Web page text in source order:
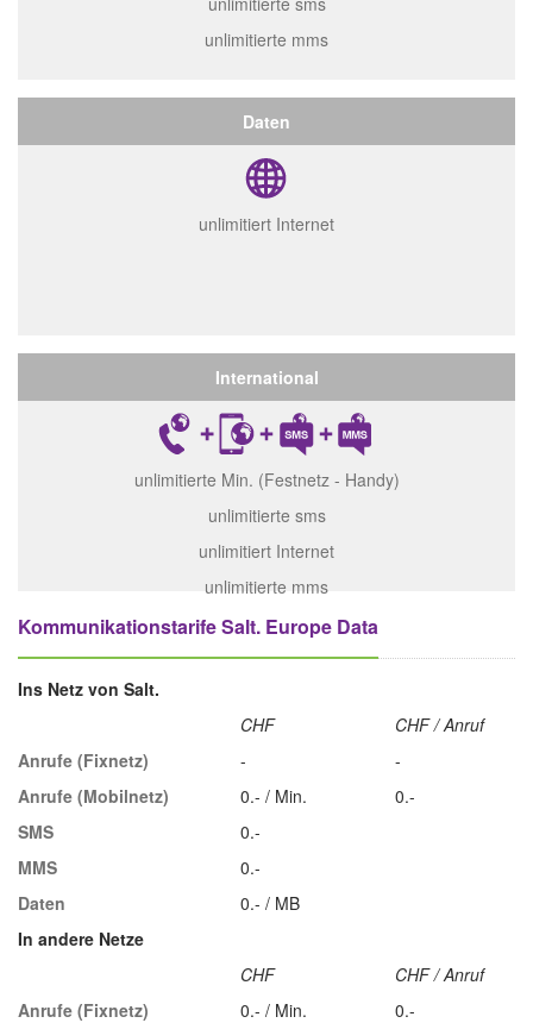
unlimitierte mms
Daten
unlimitiert Internet
International
unlimitierte Min. (Festnetz - Handy)
unlimitierte sms
unlimitiert Internet
unlimitierte mms
Kommunikationstarife Salt. Europe Data
Ins Netz von Salt.
CHF
CHF / Anruf
Anrufe (Fixnetz)
-
-
Anrufe (Mobilnetz)
0.- / Min.
0.-
SMS
0.-
MMS
0.-
Daten
0.- / MB
In andere Netze
CHF
CHF / Anruf
Anrufe (Fixnetz)
0.- / Min.
0.-